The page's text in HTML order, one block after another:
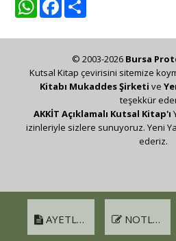
AYETLER NOTLAR
© 2003-2026 Bursa
Kutsal Kitap çevirisini sitemize
Kitabı Mukaddes Şirketi ve
teşekkür
AKKİT Açıklamalı Kutsal Kitap'ı
izinleriyle sizlere sunuyoruz. Yeni
ederiz.